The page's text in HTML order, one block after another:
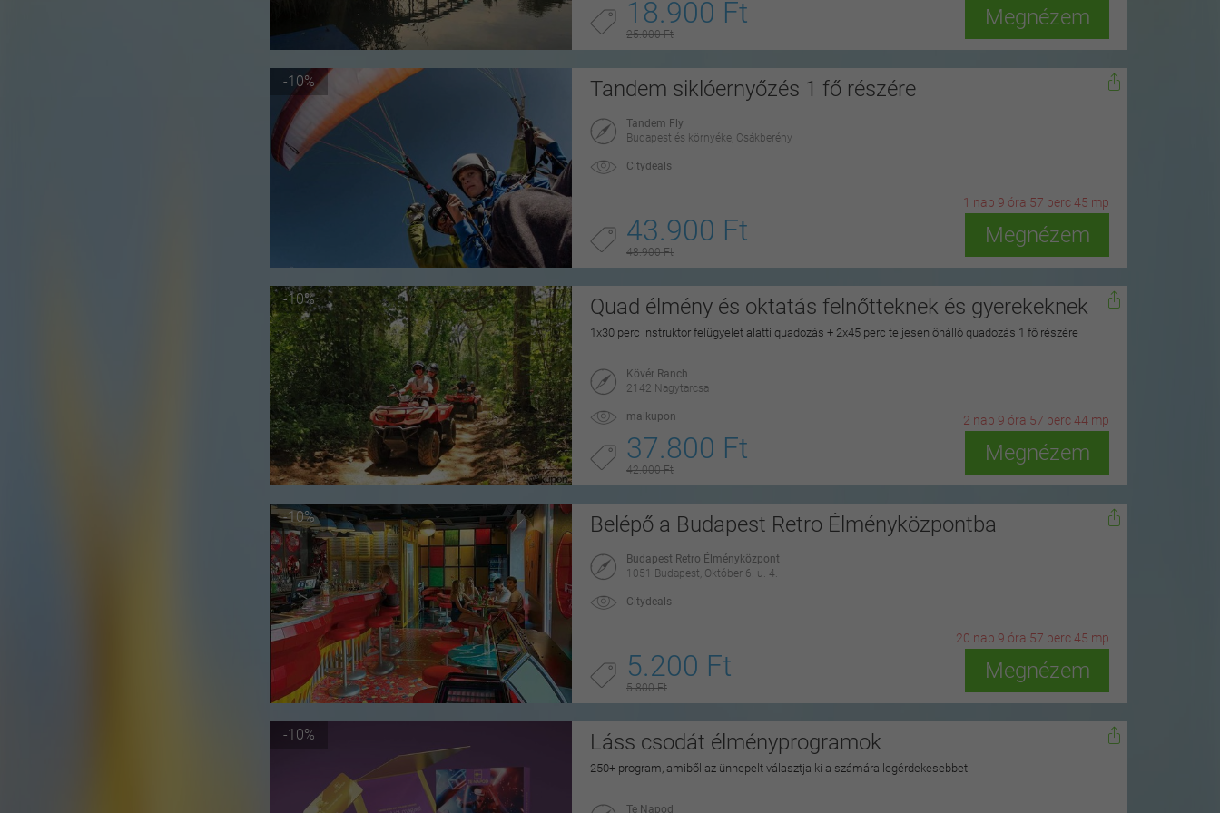
18.900 Ft
25.000 Ft
Megnézem
-10% Tandem siklóernyőzés 1 fő részére
Tandem Fly
Budapest és környéke, Csákberény
Citydeals
1 nap 9 óra 57 perc43 mp
43.900 Ft
48.900 Ft
Megnézem
-10% Quad élmény és oktatás felnőtteknek és gyerekeknek
1x30 perc instruktor felügyelet alatti quadozás + 2x45 perc teljesen önálló quadozás 1 fő részére
Kövér Ranch
2142 Nagytarcsa
maikupon 2 nap 9 óra 57 perc42 mp
37.800 Ft
42.000 Ft
Megnézem
-10% Belépő a Budapest Retro Élményközpontba
Budapest Retro Élményközpont
1051 Budapest, Október 6. u. 4.
Citydeals
20 nap 9 óra 57 perc43 mp
5.200 Ft
5.800 Ft
Megnézem
-10% Láss csodát élményprogramok
250+ program, amiből az ünnepelt választja ki a számára legérdekesebbet
Te Napod